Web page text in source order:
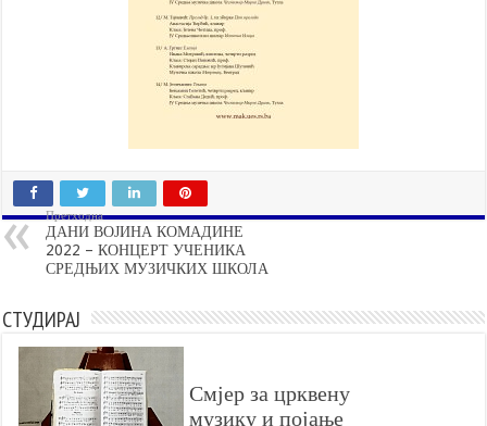
Претходна
ДАНИ ВОЈИНА КОМАДИНЕ
2022 – КОНЦЕРТ УЧЕНИКА
СРЕДЊИХ МУЗИЧКИХ ШКОЛА
СТУДИРАЈ
Смјер за црквену
музику и појање